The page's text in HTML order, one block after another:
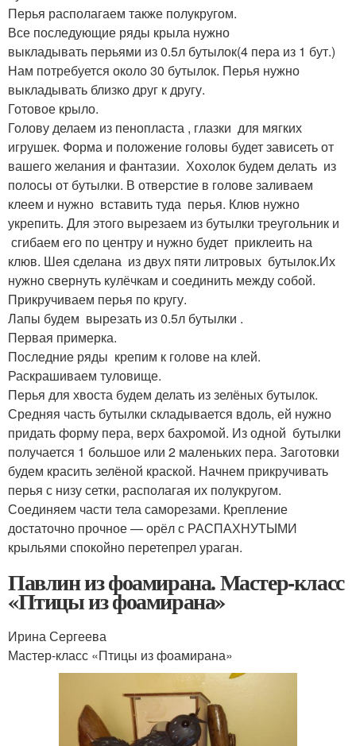
Перья располагаем также полукругом.
Все последующие ряды крыла нужно
выкладывать перьями из 0.5л бутылок(4 пера из 1 бут.)
Нам потребуется около 30 бутылок. Перья нужно
выкладывать близко друг к другу.
Готовое крыло.
Голову делаем из пенопласта , глазки для мягких
игрушек. Форма и положение головы будет зависеть от
вашего желания и фантазии. Хохолок будем делать из
полосы от бутылки. В отверстие в голове заливаем
клеем и нужно вставить туда перья. Клюв нужно
укрепить. Для этого вырезаем из бутылки треугольник и
сгибаем его по центру и нужно будет приклеить на
клюв. Шея сделана из двух пяти литровых бутылок.Их
нужно свернуть кулёчкам и соединить между собой.
Прикручиваем перья по кругу.
Лапы будем вырезать из 0.5л бутылки .
Первая примерка.
Последние ряды крепим к голове на клей.
Раскрашиваем туловище.
Перья для хвоста будем делать из зелёных бутылок.
Средняя часть бутылки складывается вдоль, ей нужно
придать форму пера, верх бахромой. Из одной бутылки
получается 1 большое или 2 маленьких пера. Заготовки
будем красить зелёной краской. Начнем прикручивать
перья с низу сетки, располагая их полукругом.
Соединяем части тела саморезами. Крепление
достаточно прочное — орёл с РАСПАХНУТЫМИ
крыльями спокойно перетепрел ураган.
Павлин из фоамирана. Мастер-класс
«Птицы из фоамирана»
Ирина Сергеева
Мастер-класс «Птицы из фоамирана»